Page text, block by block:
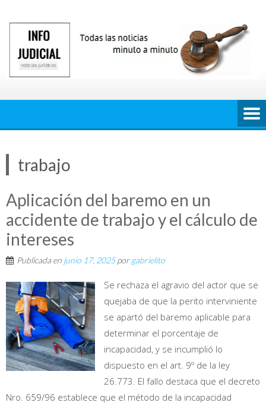
contenido
trabajo
Aplicación del baremo en un
accidente de trabajo y el cálculo de
intereses
Publicada en junio 17, 2025porgabrielito
Se rechaza el agravio del actor que se
quejaba de que la perito interviniente
se apartó del baremo aplicable para
determinar el porcentaje de
incapacidad, y se incumplió lo
dispuesto en el art. 9º de la ley
26.773. El fallo destaca que el decreto
Nro. 659/96 establece que el método de la incapacidad